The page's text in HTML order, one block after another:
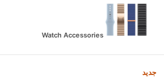
Watch Accessories
جديد